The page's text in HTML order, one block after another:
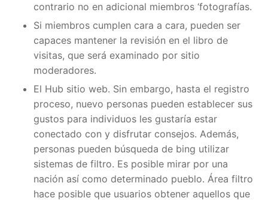
contrario no en adicional miembros ‘fotografías.
Si miembros cumplen cara a cara, pueden ser
capaces mantener la revisión en el libro de
visitas, que será examinado por sitio
moderadores.
El Hub sitio web. Sin embargo, hasta el registro
proceso, nuevo personas pueden establecer sus
gustos para individuos les gustaría estar
conectado con y disfrutar consejos. Además,
personas pueden búsqueda de bing utilizar
sistemas de filtro. Es posible mirar por una
nación así como determinado pueblo. Área filtro
hace posible que usuarios obtener aquellos que